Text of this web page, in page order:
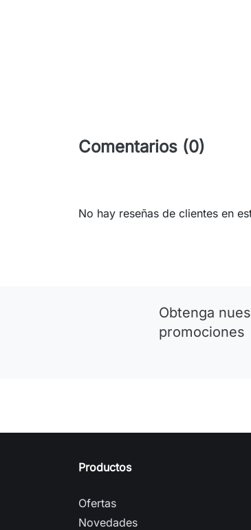
Comentarios (0)
No hay reseñas de clientes en
Obtenga
promociones
Productos
Ofertas
Novedades